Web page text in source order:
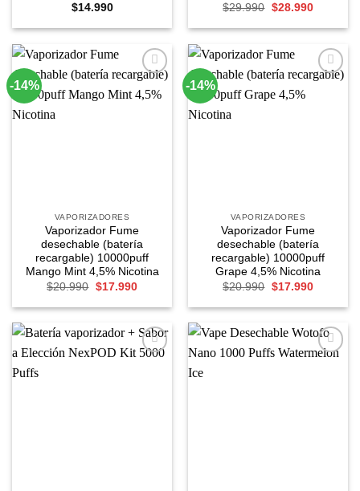
$14.990
$29.990 El
original
$29.990.
$28.990El
actual
$28.990.
-14%
VAPORIZADORES
Vaporizador Fume
desechable (batería
recargable) 10000puff
Mango Mint 4,5% Nicotina
$20.990 El
original
$20.990.
$17.990El
actual
$17.990.
-14%
VAPORIZADORES
Vaporizador Fume
desechable (batería
recargable) 10000puff
Grape 4,5% Nicotina
$20.990 El
original
$20.990.
$17.990El
actual
$17.990.